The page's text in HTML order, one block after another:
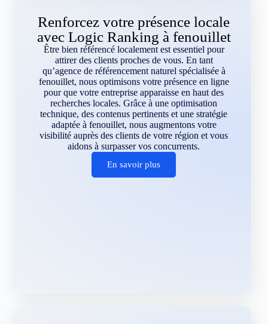
Renforcez votre présence locale
avec Logic Ranking à fenouillet
Être bien référencé localement est essentiel pour
attirer des clients proches de vous. En tant
qu’agence de référencement naturel spécialisée à
fenouillet, nous optimisons votre présence en ligne
pour que votre entreprise apparaisse en haut des
recherches locales. Grâce à une optimisation
technique, des contenus pertinents et une stratégie
adaptée à fenouillet, nous augmentons votre
visibilité auprès des clients de votre région et vous
aidons à surpasser vos concurrents.
En savoir plus